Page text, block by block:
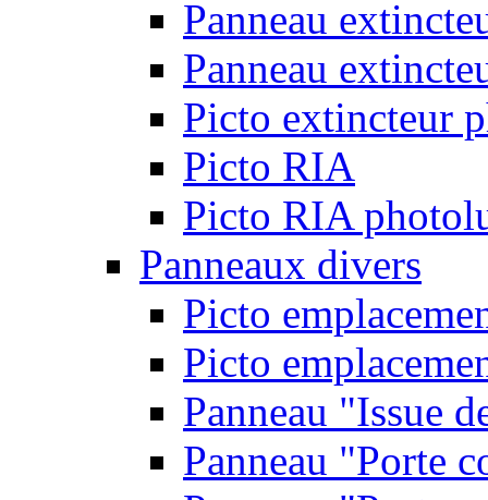
Panneau
Panneau
Picto extincteur
Picto RIA
Picto RIA
Panneaux divers
Picto
Picto
Panneau "Issue
Panneau "Porte